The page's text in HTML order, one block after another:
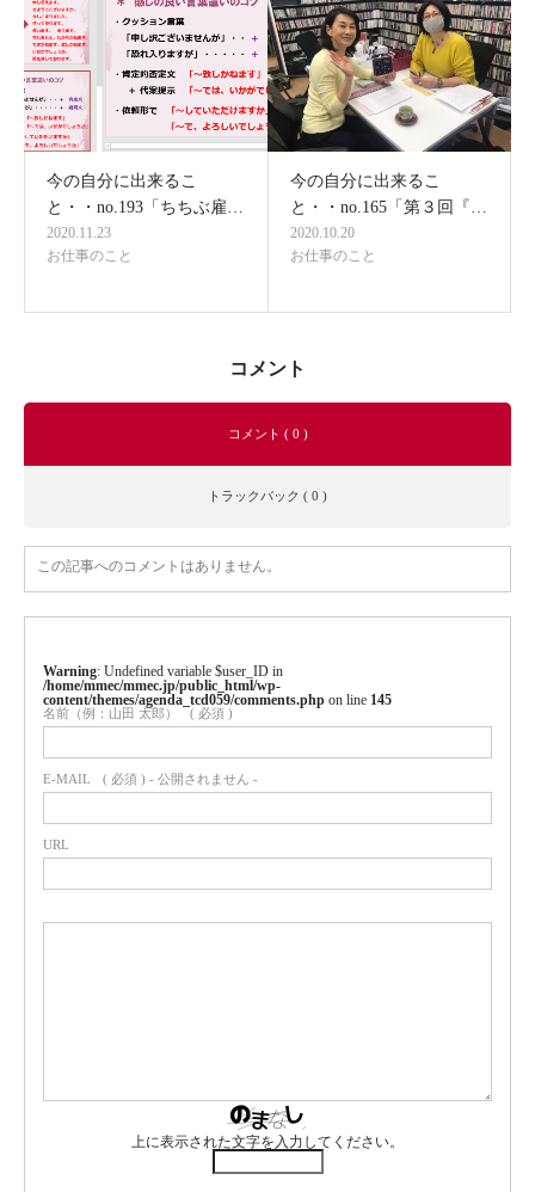
今の自分に出来るこ
と・・no.193「ちちぶ雇…
2020.11.23
お仕事のこと
今の自分に出来るこ
と・・no.165「第３回『…
2020.10.20
お仕事のこと
コメント
コメント ( 0 )
トラックバック ( 0 )
この記事へのコメントはありません。
Warning : Undefined variable $user_ID in
/home/mmec/mmec.jp/public_html/wp-
content/themes/agenda_tcd059/comments.php on line 145
名前（例：山田 太郎） ( 必須 )
E-MAIL ( 必須 ) - 公開されません -
URL
上に表示された文字を入力してください。